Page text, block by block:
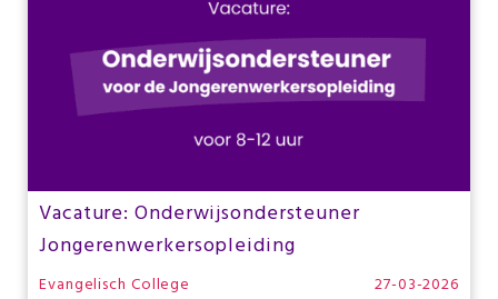
Vacature: Onderwijsondersteuner
Jongerenwerkersopleiding
Evangelisch College 27-03-2026